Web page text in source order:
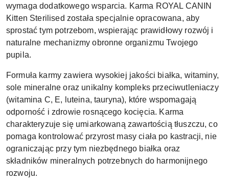
wymaga dodatkowego wsparcia. Karma ROYAL CANIN
Kitten Sterilised została specjalnie opracowana, aby
sprostać tym potrzebom, wspierając prawidłowy rozwój i
naturalne mechanizmy obronne organizmu Twojego
pupila.
Formuła karmy zawiera wysokiej jakości białka, witaminy,
sole mineralne oraz unikalny kompleks przeciwutleniaczy
(witamina C, E, luteina, tauryna), które wspomagają
odporność i zdrowie rosnącego kocięcia. Karma
charakteryzuje się umiarkowaną zawartością tłuszczu, co
pomaga kontrolować przyrost masy ciała po kastracji, nie
ograniczając przy tym niezbędnego białka oraz
składników mineralnych potrzebnych do harmonijnego
rozwoju.